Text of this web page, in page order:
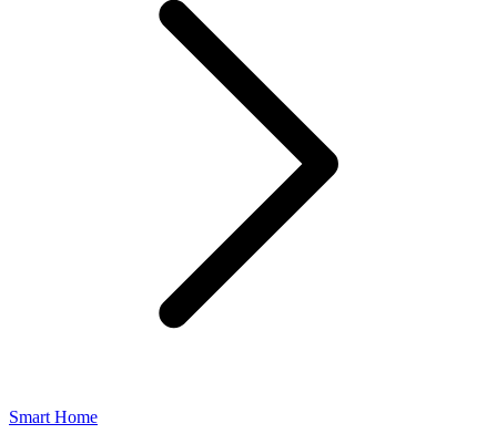
Smart Home